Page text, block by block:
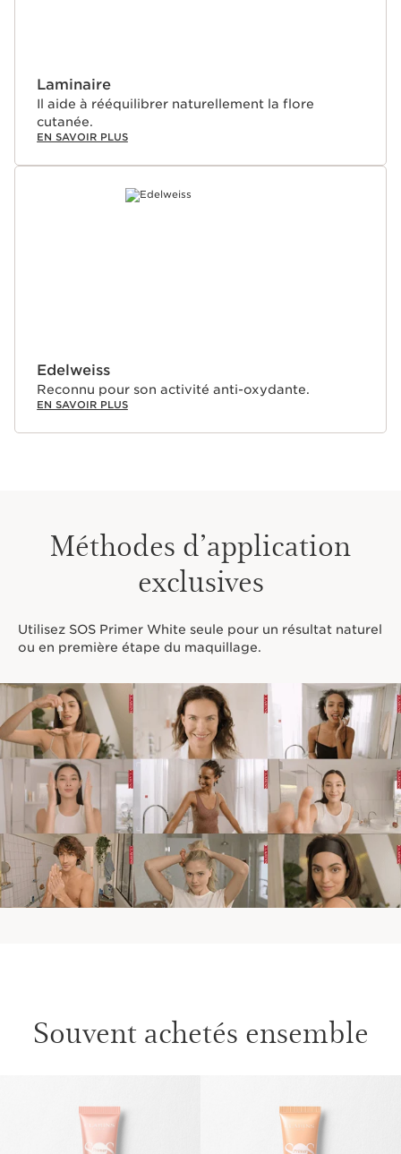
Laminaire
Il aide à rééquilibrer naturellement la flore
cutanée.
EN SAVOIR PLUS
Edelweiss
Reconnu pour son activité anti-oxydante.
EN SAVOIR PLUS
Méthodes d’application
exclusives
Utilisez SOS Primer White seule pour un résultat naturel
ou en première étape du maquillage.
Souvent achetés ensemble